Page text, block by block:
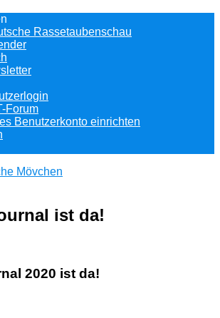
Rassetaubenschau
Forum
Benutzerkonto einrichten
Mövchen
ist da!
2020 ist da!